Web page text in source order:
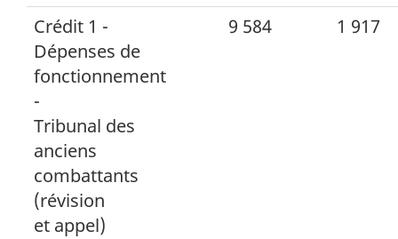
Crédit 1 -
Dépenses de
fonctionnement
-
Tribunal des
anciens
combattants
(révision
et appel)
9 584 1 917